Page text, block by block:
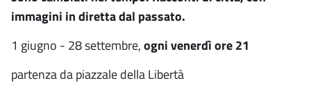
immagini in diretta dal passato.
1 giugno - 28 settembre,ogni venerdì ore 21
partenza da piazzale della Libertà